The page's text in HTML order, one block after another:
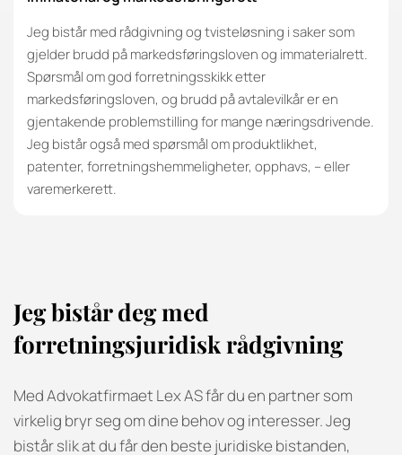
Jeg bistår med rådgivning og tvisteløsning i saker som
gjelder brudd på markedsføringsloven og immaterialrett.
Spørsmål om god forretningsskikk etter
markedsføringsloven, og brudd på avtalevilkår er en
gjentakende problemstilling for mange næringsdrivende.
Jeg bistår også med spørsmål om produktlikhet,
patenter, forretningshemmeligheter, opphavs, – eller
varemerkerett.
Jeg bistår deg med
forretningsjuridisk rådgivning
Med Advokatfirmaet Lex AS får du en partner som
virkelig bryr seg om dine behov og interesser. Jeg
bistår slik at du får den beste juridiske bistanden,